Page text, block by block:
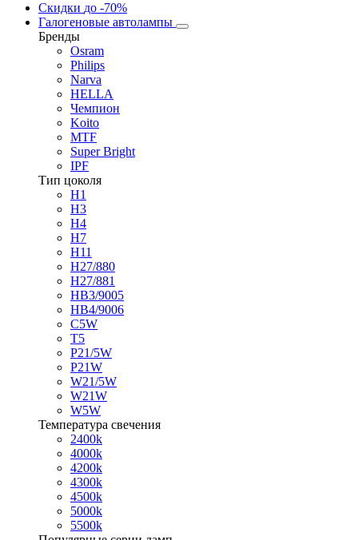
Скидки до -70%
Галогеновые автолампы
Бренды
Osram
Philips
Narva
HELLA
Чемпион
Koito
MTF
Super Bright
IPF
Тип цоколя
H1
H3
H4
H7
H11
H27/880
H27/881
HB3/9005
HB4/9006
C5W
T5
P21/5W
P21W
W21/5W
W21W
W5W
Температура свечения
2400k
4000k
4200k
4300k
4500k
5000k
5500k